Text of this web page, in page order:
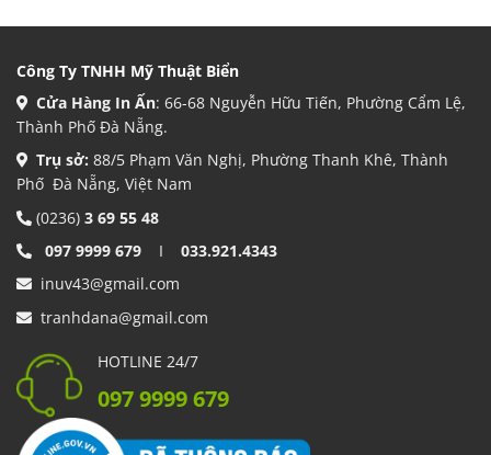
Công Ty TNHH Mỹ Thuật Biển
Cửa Hàng In Ấn: 66-68 Nguyễn Hữu Tiến, Phường Cẩm Lệ,
Thành Phố Đà Nẵng.
Trụ sở: 88/5 Phạm Văn Nghị, Phường Thanh Khê, Thành
Phố Đà Nẵng, Việt Nam
(0236) 3 69 55 48
097 9999 679 I 033.921.4343
inuv43@gmail.com
tranhdana@gmail.com
HOTLINE 24/7
097 9999 679